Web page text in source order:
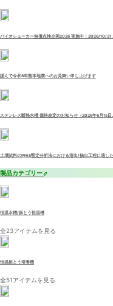
バイオシェーカー無償点検企画2026 実施中！2026/10/31
謹んで令和8年熊本地震へのお見舞い申し上げます
ステンレス断熱水槽 価格改定のお知らせ（2026年6月15日
土壌試料のPFAS暫定分析法における溶出/抽出工程に適し
製品カテゴリー
恒温水槽/振とう恒温槽
全23アイテムを見る
恒温振とう培養機
全51アイテムを見る